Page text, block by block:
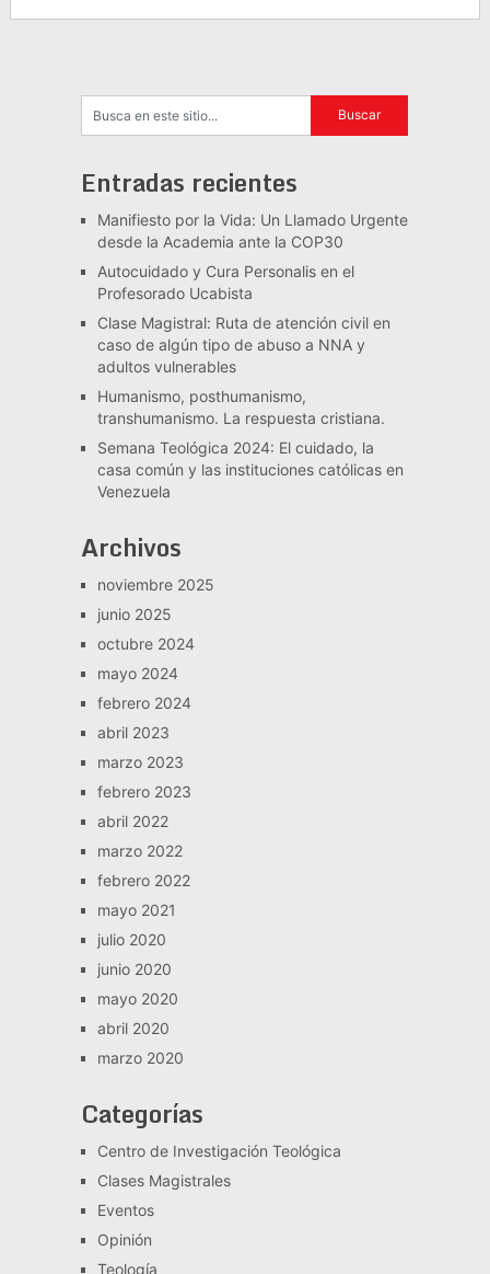
Entradas recientes
Manifiesto por la Vida: Un Llamado Urgente
desde la Academia ante la COP30
Autocuidado y Cura Personalis en el
Profesorado Ucabista
Clase Magistral: Ruta de atención civil en
caso de algún tipo de abuso a NNA y
adultos vulnerables
Humanismo, posthumanismo,
transhumanismo. La respuesta cristiana.
Semana Teológica 2024: El cuidado, la
casa común y las instituciones católicas en
Venezuela
Archivos
noviembre 2025
junio 2025
octubre 2024
mayo 2024
febrero 2024
abril 2023
marzo 2023
febrero 2023
abril 2022
marzo 2022
febrero 2022
mayo 2021
julio 2020
junio 2020
mayo 2020
abril 2020
marzo 2020
Categorías
Centro de Investigación Teológica
Clases Magistrales
Eventos
Opinión
Teología